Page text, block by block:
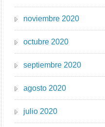
noviembre 2020
octubre 2020
septiembre 2020
agosto 2020
julio 2020